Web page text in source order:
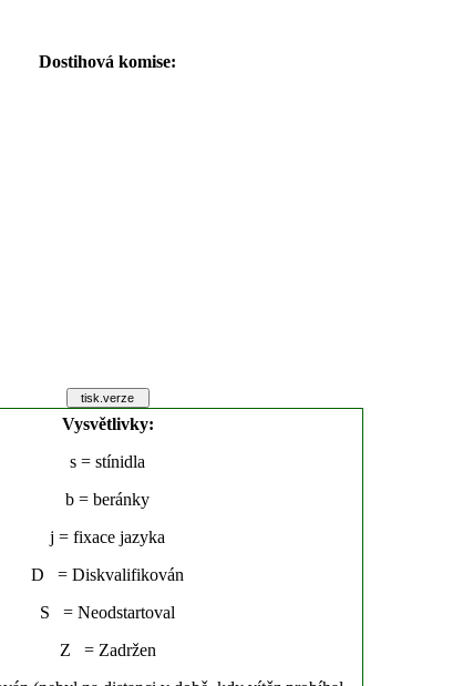
Dostihová komise:
Vysvětlivky:
s = stínidla
b = beránky
j = fixace jazyka
D = Diskvalifikován
S = Neodstartoval
Z = Zadržen